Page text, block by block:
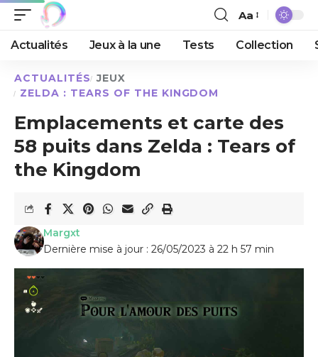
Aa
Actualités Jeux à la une Tests Collection
ACTUALITÉS JEUX
ZELDA : TEARS OF THE KINGDOM
Emplacements et carte des
58 puits dans Zelda : Tears of
the Kingdom
Dernière mise à jour : 26/05/2023 à 22 h 57 min
Margxt